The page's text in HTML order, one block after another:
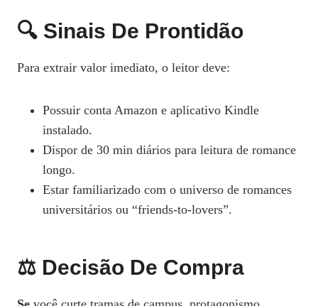
🔍 Sinais De Prontidão
Para extrair valor imediato, o leitor deve:
Possuir conta Amazon e aplicativo Kindle
instalado.
Dispor de 30 min diários para leitura de romance
longo.
Estar familiarizado com o universo de romances
universitários ou “friends‑to‑lovers”.
⚖️ Decisão De Compra